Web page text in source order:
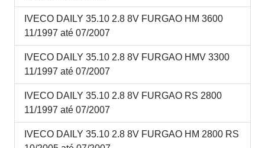
IVECO DAILY 35.10 2.8 8V FURGAO HM 3600
11/1997 até 07/2007
IVECO DAILY 35.10 2.8 8V FURGAO HMV 3300
11/1997 até 07/2007
IVECO DAILY 35.10 2.8 8V FURGAO RS 2800
11/1997 até 07/2007
IVECO DAILY 35.10 2.8 8V FURGAO HM 2800 RS